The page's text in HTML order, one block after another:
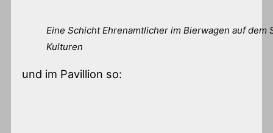
Eine Schicht Ehrenamtlicher im Bierwagen auf dem
Kulturen
und im Pavillion so: